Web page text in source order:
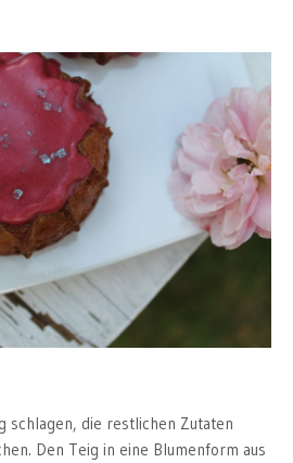
schlagen, die restlichen Zutaten
Den Teig in eine Blumenform aus